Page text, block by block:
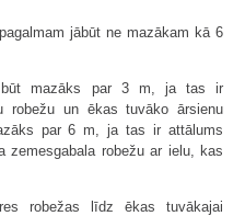
jābūt ne mazākam kā 6
būt mazāks par 3 m, ja tas ir
robežu un ēkas tuvāko ārsienu
par 6 m, ja tas ir attālums
zemesgabala robežu ar ielu, kas
robežas līdz ēkas tuvākajai